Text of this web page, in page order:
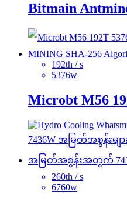
Bitmain
192th / s
5376w
Microbt M56
260th / s
6760w